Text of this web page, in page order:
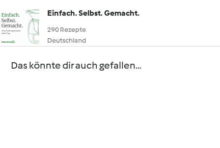
Einfach. Selbst. Gemacht.
290 Rezepte
Deutschland
Das könnte dir auch gefallen...